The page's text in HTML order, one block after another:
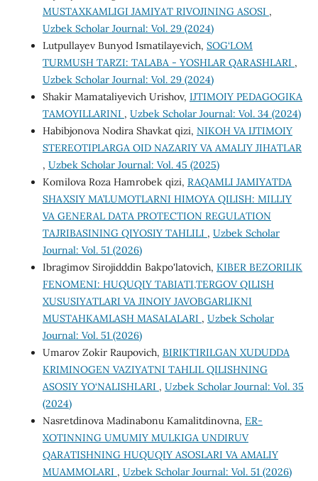
MUSTAXKAMLIGI JAMIYAT RIVOJINING ASOSI ,
Uzbek Scholar Journal: Vol. 29 (2024)
Lutpullayev Bunyod Ismatilayevich, SOG‘LOM
TURMUSH TARZI: TALABA - YOSHLAR QARASHLARI ,
Uzbek Scholar Journal: Vol. 29 (2024)
Shakir Mamataliyevich Urishov, IJTIMOIY PEDAGOGIKA
TAMOYILLARINI , Uzbek Scholar Journal: Vol. 34 (2024)
Habibjonova Nodira Shavkat qizi, NIKOH VA IJTIMOIY
STEREOTIPLARGA OID NAZARIY VA AMALIY JIHATLAR
, Uzbek Scholar Journal: Vol. 45 (2025)
Komilova Roza Hamrobek qizi, RAQAMLI JAMIYATDA
SHAXSIY MA’LUMOTLARNI HIMOYA QILISH: MILLIY
VA GENERAL DATA PROTECTION REGULATION
TAJRIBASINING QIYOSIY TAHLILI , Uzbek Scholar
Journal: Vol. 51 (2026)
Ibragimov Sirojidddin Bakpo'latovich, KIBER BEZORILIK
FENOMENI: HUQUQIY TABIATI,TERGOV QILISH
XUSUSIYATLARI VA JINOIY JAVOBGARLIKNI
MUSTAHKAMLASH MASALALARI , Uzbek Scholar
Journal: Vol. 51 (2026)
Umarov Zokir Raupovich, BIRIKTIRILGAN XUDUDDA
KRIMINOGEN VAZIYATNI TAHLIL QILISHNING
ASOSIY YO‘NALISHLARI , Uzbek Scholar Journal: Vol. 35
(2024)
Nasretdinova Madinabonu Kamalitdinovna, ER-
XOTINNING UMUMIY MULKIGA UNDIRUV
QARATISHNING HUQUQIY ASOSLARI VA AMALIY
MUAMMOLARI , Uzbek Scholar Journal: Vol. 51 (2026)